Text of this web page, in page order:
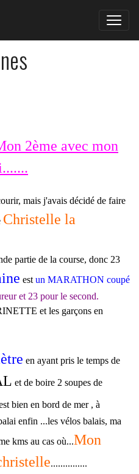
2ème avec mon
mais j'avais décidé de faire
Christelle la
partie de la course, donc 23
est un MARATHON coupé
et 23 pour le second.
et les garçons en
en ayant pris le temps de
et de boire 2 soupes de
bien en bord de mer , à
enfin ...les vélos balais, ma
kms au cas où...Mon
...............